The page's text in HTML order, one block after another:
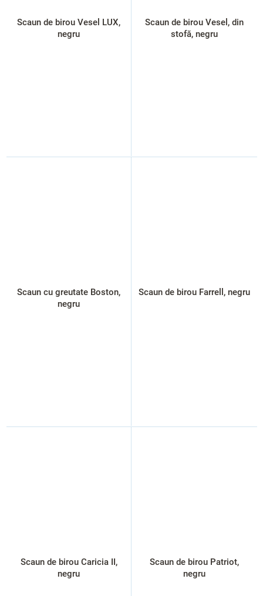
Scaun de birou Vesel LUX,
negru
Scaun de birou Vesel, din
stofă, negru
Scaun cu greutate Boston,
negru
Scaun de birou Farrell, negru
Scaun de birou Caricia II,
negru
Scaun de birou Patriot,
negru